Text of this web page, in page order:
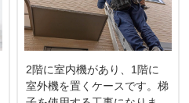
2階に室内機があり、1階に
室外機を置くケースです。梯